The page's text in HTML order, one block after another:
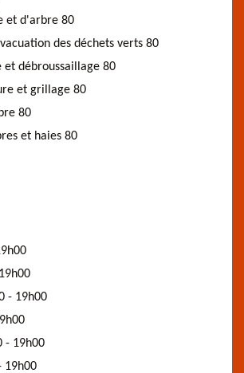
et d'arbre 80
des déchets verts 80
et débroussaillage 80
et grillage 80
80
et haies 80
- 19h00
- 19h00
19h00